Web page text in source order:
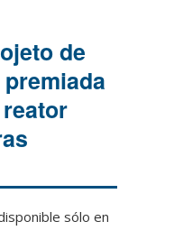
de
sólo en